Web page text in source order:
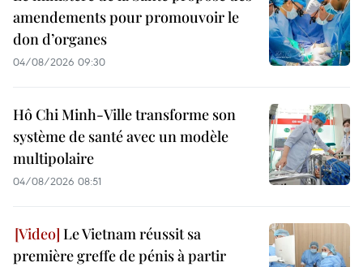
amendements pour promouvoir le
don d’organes
04/08/2026 09:30
Hô Chi Minh-Ville transforme son
système de santé avec un modèle
multipolaire
04/08/2026 08:51
Le Vietnam réussit sa
première greffe de pénis à partir